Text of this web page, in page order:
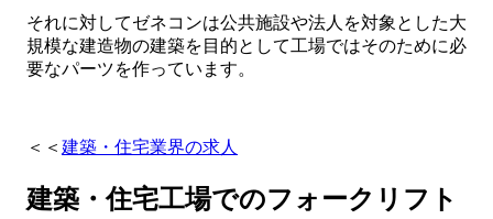
それに対してゼネコンは公共施設や法人を対象とした大
規模な建造物の建築を目的として工場ではそのために必
要なパーツを作っています。
＜＜ 建築・住宅業界の求人
建築・住宅工場でのフォークリフト